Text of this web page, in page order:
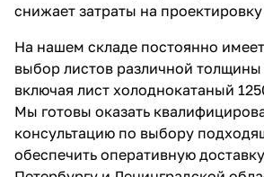
снижает затраты на
На нашем складе постоянно
выбор листов различной
включая лист холоднокатаный
Мы готовы оказать
консультацию по выбору
обеспечить оперативную